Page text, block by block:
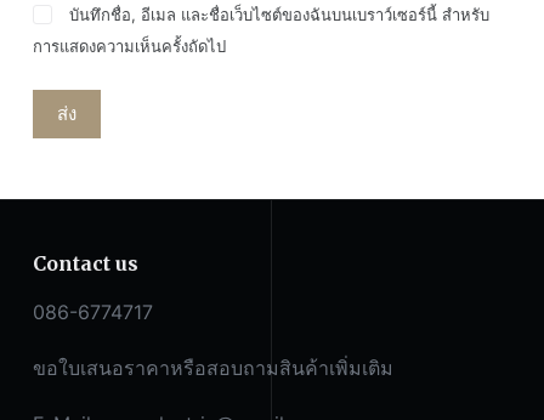
บันทึกชื่อ, อีเมล และชื่อเว็บไซต์ของฉันบนเบราว์เซอร์นี้ สำหรับ
การแสดงความเห็นครั้งถัดไป
ส่ง
Contact us
086-6774717
ขอใบเสนอราคาหรือสอบถามสินค้าเพิ่มเติม